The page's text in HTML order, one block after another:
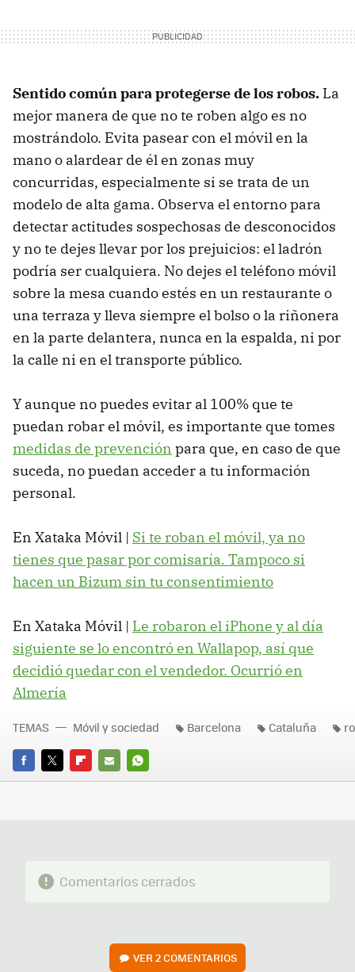
Sentido común para protegerse de los robos. La
mejor manera de que no te roben algo es no
mostrándolo. Evita pasear con el móvil en la
mano o alardear de él en zonas muy
concurridas, especialmente si se trata de un
modelo de alta gama. Observa el entorno para
detectar actitudes sospechosas de desconocidos
y no te dejes llevar por los prejuicios: el ladrón
podría ser cualquiera. No dejes el teléfono móvil
sobre la mesa cuando estés en un restaurante o
una terraza y lleva siempre el bolso o la riñonera
en la parte delantera, nunca en la espalda, ni por
la calle ni en el transporte público.
Y aunque no puedes evitar al 100% que te
puedan robar el móvil, es importante que tomes
medidas de prevención para que, en caso de que
suceda, no puedan acceder a tu información
personal.
En Xataka Móvil | Si te roban el móvil, ya no
tienes que pasar por comisaría. Tampoco si
hacen un Bizum sin tu consentimiento
En Xataka Móvil | Le robaron el iPhone y al día
siguiente se lo encontró en Wallapop, así que
decidió quedar con el vendedor. Ocurrió en
Almería
FACEBOOK
TWITTERFLIPBOARD
E-
WHATSAPP
TEMAS Móvil y sociedad Barcelona Cataluña
Comentarios cerrados
VER2 COMENTARIOS